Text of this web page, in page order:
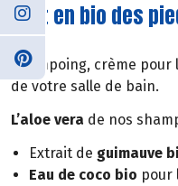
Tout en bio des
Shampoing, crème
de votre salle de bain.
L’aloe vera de nos
Extrait de guimauve
Eau de coco bio pour